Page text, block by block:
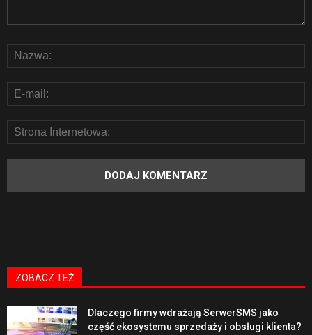
ZOBACZ TEŻ
Dlaczego firmy wdrażają SerwerSMS jako
część ekosystemu sprzedaży i obsługi klienta?